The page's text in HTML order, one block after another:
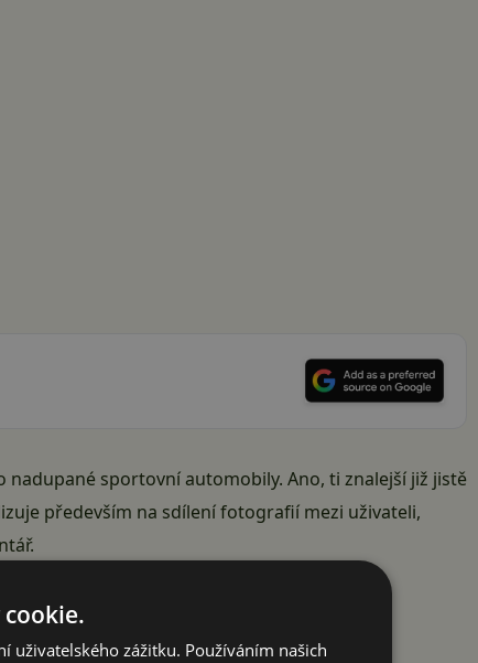
sportovní automobily. Ano, ti znalejší již jistě
především na sdílení fotografií mezi uživateli,
uživatelského zážitku. Používáním našich